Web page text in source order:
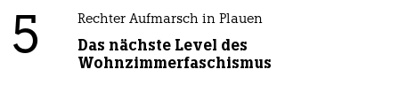
5 Rechter Aufmarsch in Plauen
Das nächste Level des
Wohnzimmerfaschismus